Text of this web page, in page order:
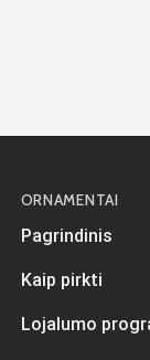
ORNAMENTAI
Pagrindinis
Kaip pirkti
Lojalumo